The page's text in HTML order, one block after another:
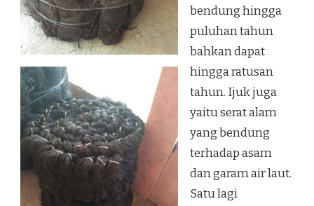
bendung hingga
puluhan tahun
bahkan dapat
hingga ratusan
tahun. Ijuk juga
yaitu serat alam
yang bendung
terhadap asam
dan garam air laut.
Satu lagi